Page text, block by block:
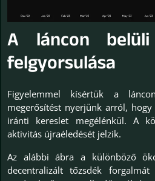
A láncon belüli
felgyorsulása
Figyelemmel kísértük a
megerősítést nyerjünk arról,
iránti kereslet megélénkül. A
aktivitás újraéledését jelzik.
Az alábbi ábra a különböző
decentralizált tőzsdék